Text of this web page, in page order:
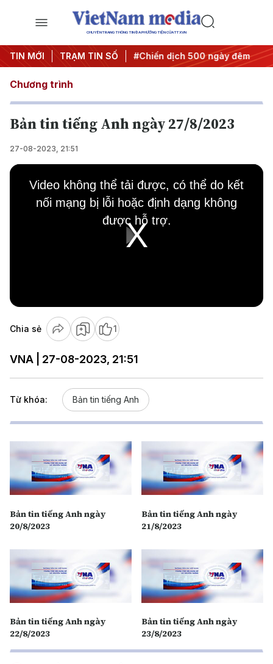
CHUYÊN TRANG THÔNG TIN ĐA PHƯƠNG TIỆN CỦA TTXVN
TIN MỚI TRẠM TIN SỐ
quyết thành hành động #Chiến dịch 500 ngày đêm
Chương trình
Bản tin tiếng Anh ngày 27/8/2023
27-08-2023, 21:51
Play
Video
This
window.
Video không thể tải được, có thể do kết
nối mạng bị lỗi hoặc định dạng không
được hỗ trợ.
Chia sẻ 1
VNA | 27-08-2023, 21:51
Từ khóa: Bản tin tiếng Anh
Bản tin tiếng Anh ngày
20/8/2023
Bản tin tiếng Anh ngày
21/8/2023
Bản tin tiếng Anh ngày
22/8/2023
Bản tin tiếng Anh ngày
23/8/2023